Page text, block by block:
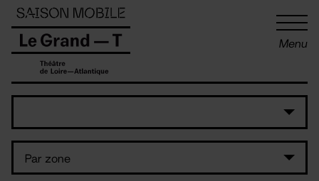
Menu
Panneau de gestion des cookies